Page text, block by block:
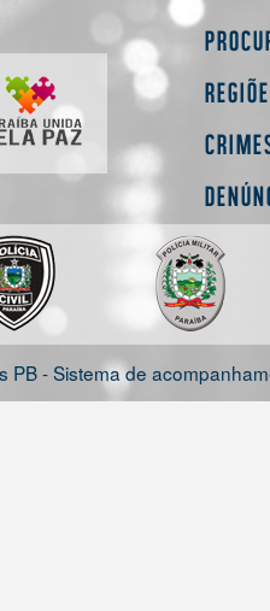
PB - Sistema de